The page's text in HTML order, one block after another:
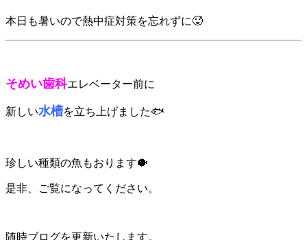
本日も暑いので熱中症対策を忘れずに🥵
そめい歯科エレベーター前に
新しい水槽を立ち上げました🐟
珍しい種類の魚もおります🐡
是非、ご覧になってください。
随時ブログを更新いたします。